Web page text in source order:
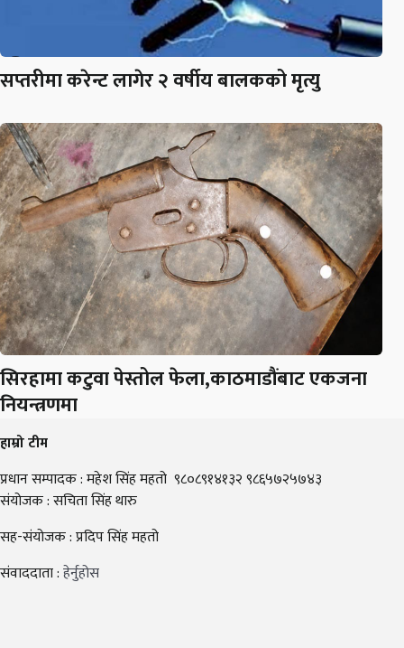
सप्तरीमा करेन्ट लागेर २ वर्षीय बालकको मृत्यु
सिरहामा कटुवा पेस्तोल फेला,काठमाडौंबाट एकजना
नियन्त्रणमा
हाम्रो टीम
प्रधान सम्पादक : महेश सिंह महतो ९८०८९१४१३२ ९८६५७२५७४३
संयोजक : सचिता सिंह थारु
सह-संयोजक : प्रदिप सिंह महतो
संवाददाता :हेर्नुहोस